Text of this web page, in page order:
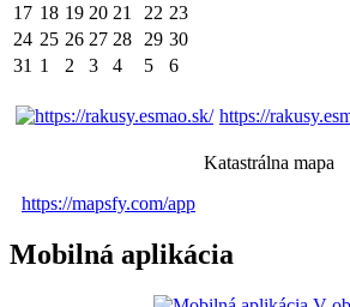
17 18 19 20 21 22 23
24 25 26 27 28 29 30
31 1 2 3 4 5 6
https://
Katastrálna mapa
https://mapsfy.com/app
Mobilná aplikácia